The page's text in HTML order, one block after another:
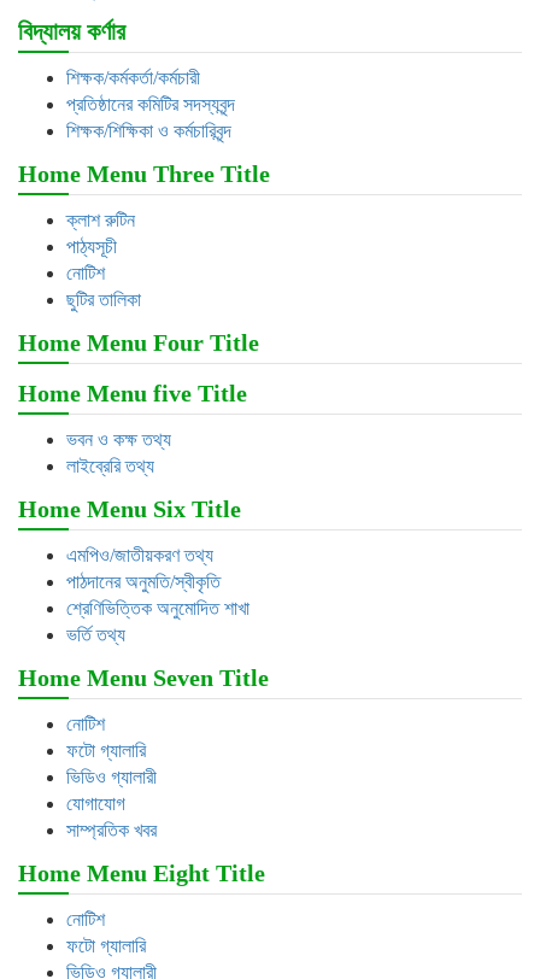
বিদ্যালয় কর্ণার
শিক্ষক/কর্মকর্তা/কর্মচারী
প্রতিষ্ঠানের কমিটির সদস্যবৃন্দ
শিক্ষক/শিক্ষিকা ও কর্মচারিবৃন্দ
Home Menu Three Title
ক্লাশ রুটিন
পাঠ্যসূচী
নোটিশ
ছুটির তালিকা
Home Menu Four Title
Home Menu five Title
ভবন ও কক্ষ তথ্য
লাইব্রেরি তথ্য
Home Menu Six Title
এমপিও/জাতীয়করণ তথ্য
পাঠদানের অনুমতি/স্বীকৃতি
শ্রেণিভিত্তিক অনুমোদিত শাখা
ভর্তি তথ্য
Home Menu Seven Title
নোটিশ
ফটো গ্যালারি
ভিডিও গ্যালারী
যোগাযোগ
সাম্প্রতিক খবর
Home Menu Eight Title
নোটিশ
ফটো গ্যালারি
ভিডিও গ্যালারী